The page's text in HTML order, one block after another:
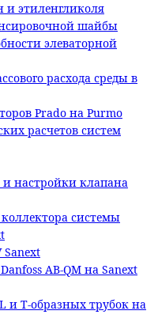
и этиленгликоля
шайбы
элеваторной
расхода среды в
Prado на Purmo
расчетов систем
и настройки клапана
системы
AB-QM на Sanext
и T-образных трубок на